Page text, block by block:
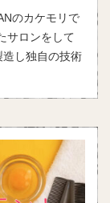
のカケモリで
サロンをして
し独自の技術